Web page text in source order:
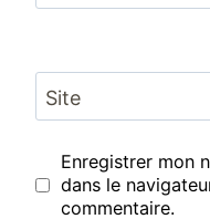
Site
Enregistrer mon
dans le
commentaire.